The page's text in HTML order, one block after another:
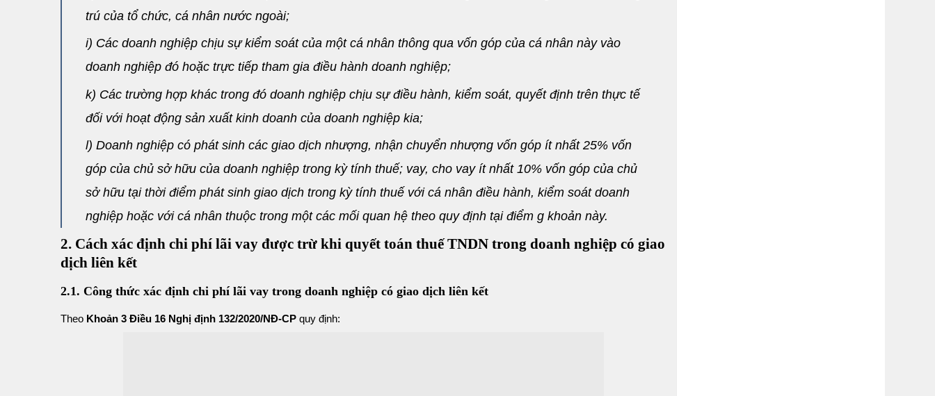
trú của tổ chức, cá nhân nước ngoài;
i) Các doanh nghiệp chịu sự kiểm soát của một cá nhân thông qua vốn góp của cá nhân này vào
doanh nghiệp đó hoặc trực tiếp tham gia điều hành doanh nghiệp;
k) Các trường hợp khác trong đó doanh nghiệp chịu sự điều hành, kiểm soát, quyết định trên thực tế
đối với hoạt động sản xuất kinh doanh của doanh nghiệp kia;
l) Doanh nghiệp có phát sinh các giao dịch nhượng, nhận chuyển nhượng vốn góp ít nhất 25% vốn
góp của chủ sở hữu của doanh nghiệp trong kỳ tính thuế; vay, cho vay ít nhất 10% vốn góp của chủ
sở hữu tại thời điểm phát sinh giao dịch trong kỳ tính thuế với cá nhân điều hành, kiểm soát doanh
nghiệp hoặc với cá nhân thuộc trong một các mối quan hệ theo quy định tại điểm g khoản này.
2. Cách xác định chi phí lãi vay được trừ khi quyết toán thuế TNDN trong doanh nghiệp có giao
dịch liên kết
2.1. Công thức xác định chi phí lãi vay trong doanh nghiệp có giao dịch liên kết
Theo Khoản 3 Điều 16 Nghị định 132/2020/NĐ-CP quy định: